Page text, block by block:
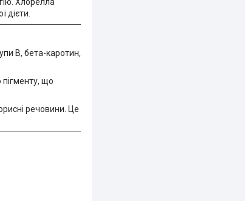
Хлорелла
дієти.
B, бета-каротин,
що
речовини. Це